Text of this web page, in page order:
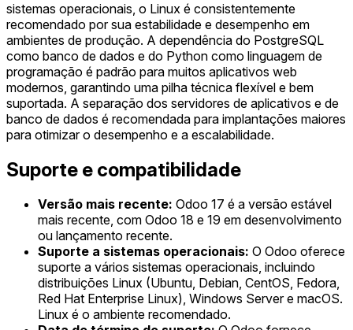
sistemas operacionais, o Linux é consistentemente
recomendado por sua estabilidade e desempenho em
ambientes de produção. A dependência do PostgreSQL
como banco de dados e do Python como linguagem de
programação é padrão para muitos aplicativos web
modernos, garantindo uma pilha técnica flexível e bem
suportada. A separação dos servidores de aplicativos e de
banco de dados é recomendada para implantações maiores
para otimizar o desempenho e a escalabilidade.
Suporte e compatibilidade
Versão mais recente: Odoo 17 é a versão estável
mais recente, com Odoo 18 e 19 em desenvolvimento
ou lançamento recente.
Suporte a sistemas operacionais: O Odoo oferece
suporte a vários sistemas operacionais, incluindo
distribuições Linux (Ubuntu, Debian, CentOS, Fedora,
Red Hat Enterprise Linux), Windows Server e macOS.
Linux é o ambiente recomendado.